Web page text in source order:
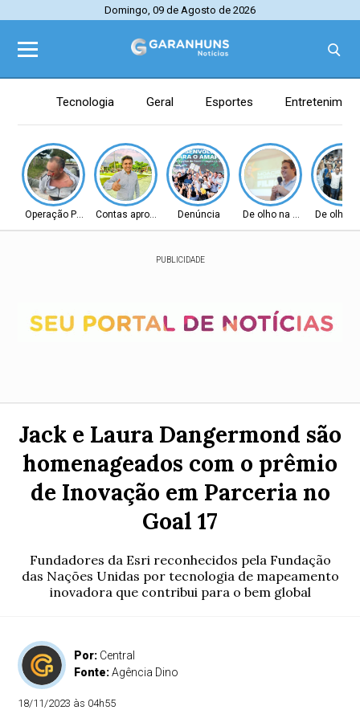
Domingo, 09 de Agosto de 2026
Tecnologia Geral Esportes
Operação PolicialContas aprovadas Denúncia De olho na AlepeDe olho
PUBLICIDADE
Jack e Laura Dangermond são
homenageados com o prêmio
de Inovação em Parceria no
Goal 17
Fundadores da Esri reconhecidos pela Fundação
das Nações Unidas por tecnologia de mapeamento
inovadora que contribui para o bem global
Por: Central
Fonte:Agência Dino
18/11/2023 às 04h55